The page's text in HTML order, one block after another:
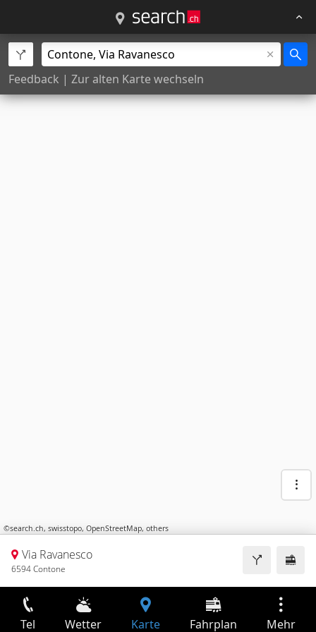
Feedback | Zur alten Karte wechseln
©search.ch, swisstopo, OpenStreetMap, others
Via Ravanesco
6594 Contone
Tel Wetter Karte Fahrplan Mehr